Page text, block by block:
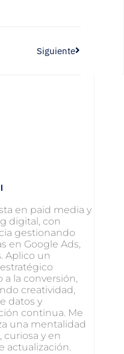
Siguiente
en paid media y
digital, con
gestionando
en Google Ads,
Aplico un
a la conversión,
creatividad,
datos y
continua. Me
una mentalidad
curiosa y en
actualización.